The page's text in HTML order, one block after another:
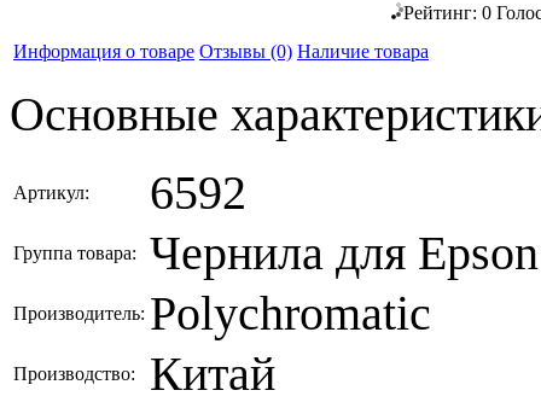
Рейтинг: 0
Информация о товаре Отзывы (0) Наличие товара
Основные
Артикул: 6592
Группа товара: Чернила для Epson
Производитель: Polychromatic
Производство: Китай